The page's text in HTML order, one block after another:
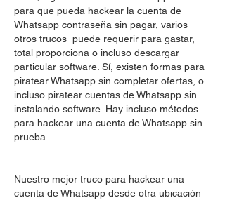
para que pueda hackear la cuenta de
Whatsapp contraseña sin pagar, varios
otros trucos  puede requerir para gastar,
total proporciona o incluso descargar
particular software. Sí, existen formas para
piratear Whatsapp sin completar ofertas, o
incluso piratear cuentas de Whatsapp sin
instalando software. Hay incluso métodos
para hackear una cuenta de Whatsapp sin
prueba.
Nuestro mejor truco para hackear una
cuenta de Whatsapp desde otra ubicación